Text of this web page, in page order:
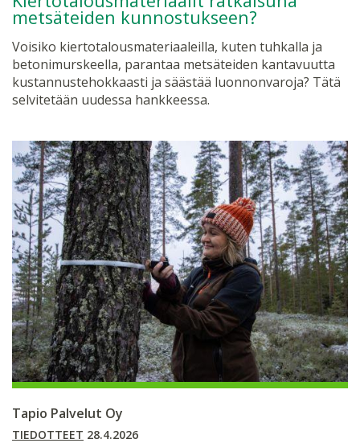
metsäteiden kunnostukseen?
Voisiko kiertotalousmateriaaleilla, kuten tuhkalla ja
betonimurskeella, parantaa metsäteiden kantavuutta
kustannustehokkaasti ja säästää luonnonvaroja? Tätä
selvitetään uudessa hankkeessa.
Tapio Palvelut Oy
TIEDOTTEET 28.4.2026